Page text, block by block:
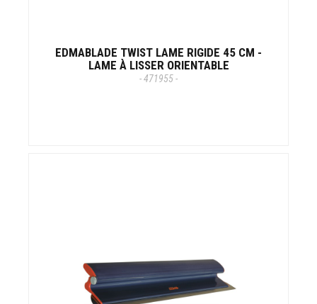
EDMABLADE TWIST LAME RIGIDE 45 CM -
LAME À LISSER ORIENTABLE
- 471955 -